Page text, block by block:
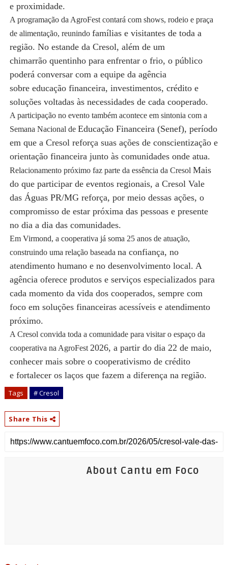
e proximidade.
A programação da AgroFest contará com shows, rodeio e praça
de alimentação, reunindo famílias e visitantes de toda a
região. No estande da Cresol, além de um
chimarrão quentinho para enfrentar o frio, o público
poderá conversar com a equipe da agência
sobre educação financeira, investimentos, crédito e
soluções voltadas às necessidades de cada cooperado.
A participação no evento também acontece em sintonia com a
Semana Nacional de Educação Financeira (Senef), período
em que a Cresol reforça suas ações de conscientização e
orientação financeira junto às comunidades onde atua.
Relacionamento próximo faz parte da essência da Cresol Mais
do que participar de eventos regionais, a Cresol Vale
das Águas PR/MG reforça, por meio dessas ações, o
compromisso de estar próxima das pessoas e presente
no dia a dia das comunidades.
Em Virmond, a cooperativa já soma 25 anos de atuação,
construindo uma relação baseada na confiança, no
atendimento humano e no desenvolvimento local. A
agência oferece produtos e serviços especializados para
cada momento da vida dos cooperados, sempre com
foco em soluções financeiras acessíveis e atendimento
próximo.
A Cresol convida toda a comunidade para visitar o espaço da
cooperativa na AgroFest 2026, a partir do dia 22 de maio,
conhecer mais sobre o cooperativismo de crédito
e fortalecer os laços que fazem a diferença na região.
Tags # Cresol
Share This
About Cantu em Foco